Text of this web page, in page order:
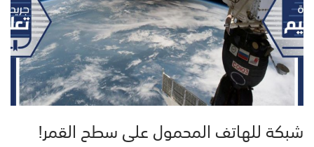
شبكة للهاتف المحمول على سطح القمر!